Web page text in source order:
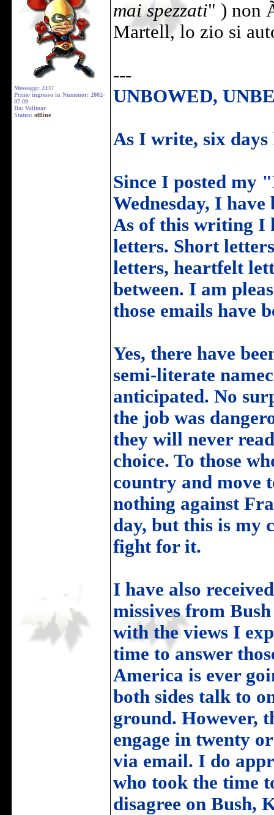
Messaggi: 2437
Primo ingresso in Numenor: 2002-
07-09
Da: Valimar
Status: offline
mai spezzati" ) non
Martell, lo zio si
---
UNBOWED,
As I write, six days
Since I posted my
Wednesday, I
As of this writing I
letters. Short
letters, heartfelt
between. I am
those emails have
Yes, there have
semi-literate
anticipated. No
the job was
they will never
choice. To those
country and move
nothing against
day, but this is my
fight for it.
I have also
missives from
with the views I
time to answer
America is ever
both sides talk to
ground. However,
engage in twenty
via email. I do
who took the time
disagree on Bush,